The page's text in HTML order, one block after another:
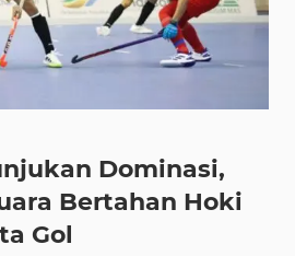
Dominasi,
Bertahan Hoki
Gol